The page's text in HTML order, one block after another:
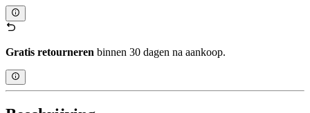
Gratis retourneren binnen 30 dagen na aankoop.